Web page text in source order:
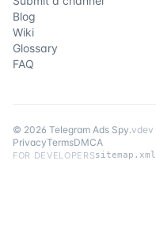
Blog
Wiki
Glossary
FAQ
© 2026 Telegram Ads Spy.vdev
PrivacyTermsDMCA
FOR DEVELOPERSsitemap.xml